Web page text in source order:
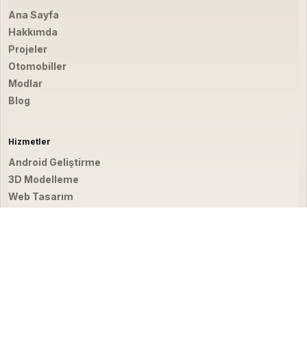
Ana Sayfa
Hakkımda
Projeler
Otomobiller
Modlar
Blog
Hizmetler
Android Geliştirme
3D Modelleme
Web Tasarım